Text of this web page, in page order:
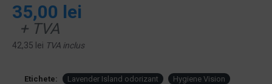
35,00 lei
+ TVA
42,35 lei TVA inclus
Etichete: Lavender Island odorizant Hygiene Vision